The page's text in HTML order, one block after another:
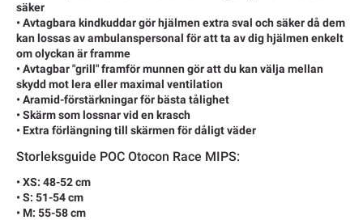
säker
• Avtagbara kindkuddar gör hjälmen extra sval och säker då dem
kan lossas av ambulanspersonal för att ta av dig hjälmen enkelt
om olyckan är framme
• Avtagbar "grill" framför munnen gör att du kan välja mellan
skydd mot lera eller maximal ventilation
• Aramid-förstärkningar för bästa tålighet
• Skärm som lossnar vid en krasch
• Extra förlängning till skärmen för dåligt väder
Storleksguide POC Otocon Race MIPS:
• XS: 48-52 cm
• S: 51-54 cm
• M: 55-58 cm